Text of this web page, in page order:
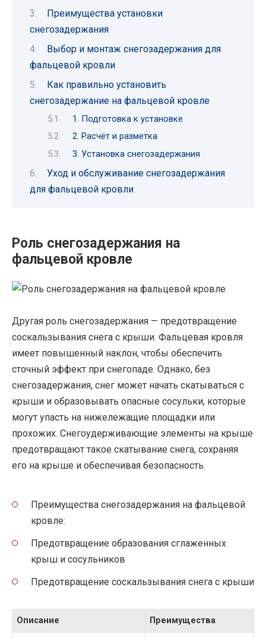
Преимущества установки
снегозадержания
Выбор и монтаж снегозадержания для
фальцевой кровли
Как правильно установить
снегозадержание на фальцевой кровле
1. Подготовка к установке
2. Расчёт и разметка
3. Установка снегозадержания
Уход и обслуживание снегозадержания
для фальцевой кровли
Роль снегозадержания на
фальцевой кровле
Другая роль снегозадержания — предотвращение
соскальзывания снега с крыши. Фальцевая кровля
имеет повышенный наклон, чтобы обеспечить
сточный эффект при снегопаде. Однако, без
снегозадержания, снег может начать скатываться с
крыши и образовывать опасные сосульки, которые
могут упасть на нижележащие площадки или
прохожих. Снегоудерживающие элементы на крыше
предотвращают такое скатывание снега, сохраняя
его на крыше и обеспечивая безопасность.
Преимущества снегозадержания на фальцевой
кровле:
Предотвращение образования сглаженных
крыш и сосульников
Предотвращение соскальзывания снега с крыши
Описание Преимущества